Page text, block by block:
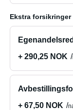
Ekstra forsikringer
+ 290,25 NOK
+ 67,50 NOK